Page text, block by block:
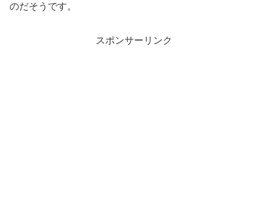
のだそうです。
スポンサーリンク